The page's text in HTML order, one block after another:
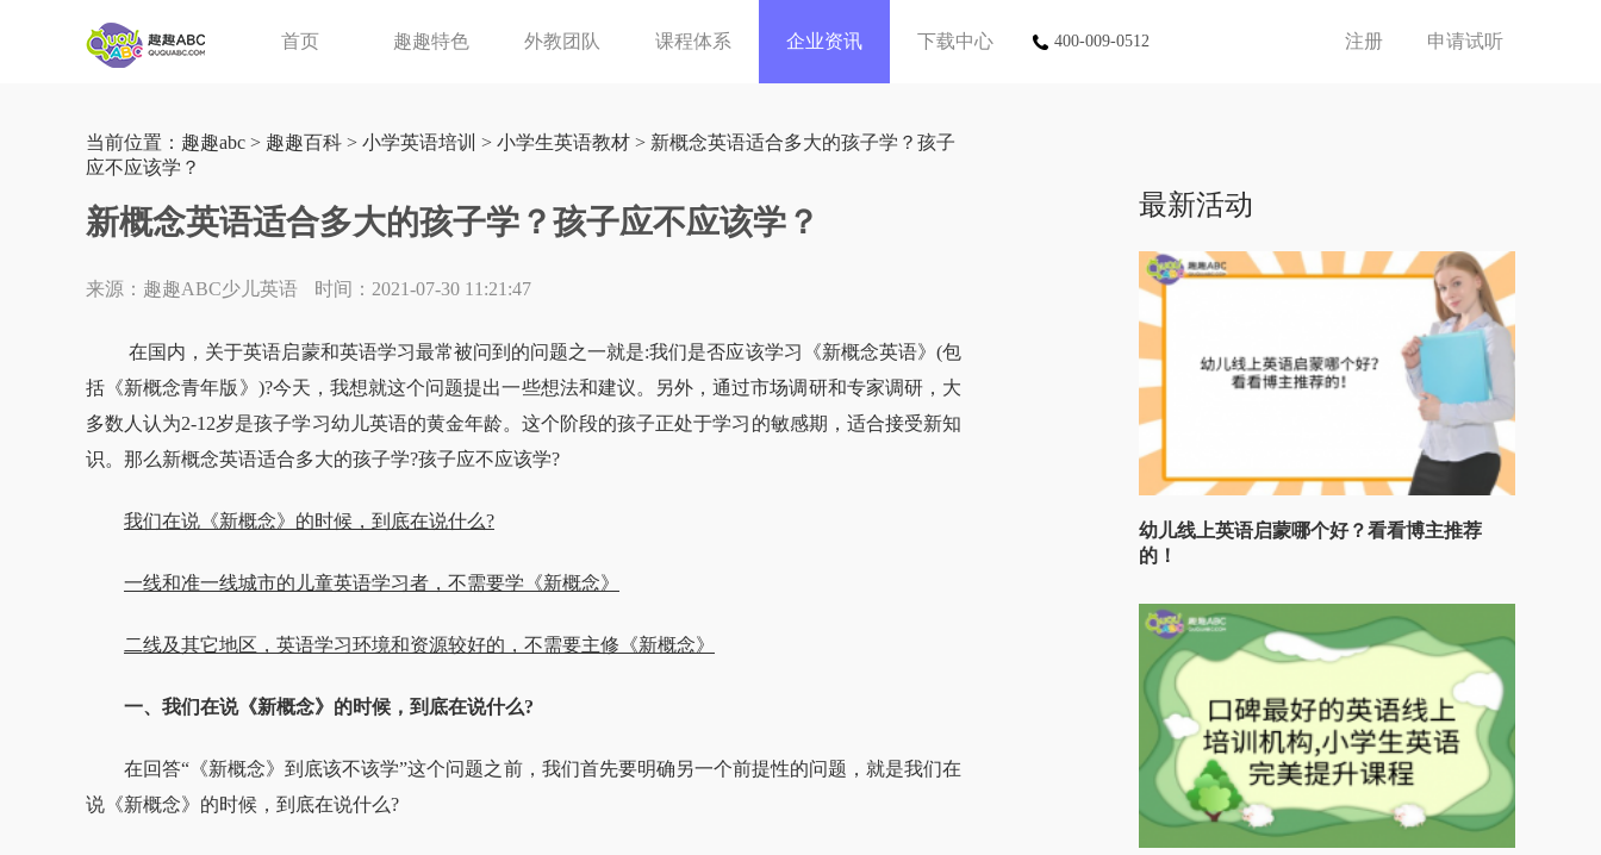
首页 趣趣特色 外教团队 课程体系 企业资讯 下载中心 400-009-0512 注册 申请试听
当前位置： 趣趣abc > 趣趣百科 > 小学英语培训 > 小学生英语教材 > 新概念英语适合多大的孩子学？孩子
应不应该学？
新概念英语适合多大的孩子学？孩子应不应该学？
来源：趣趣ABC少儿英语 时间：2021-07-30 11:21:47
在国内，关于英语启蒙和英语学习最常被问到的问题之一就是:我们是否应该学习《新概念英语》(包
括《新概念青年版》)?今天，我想就这个问题提出一些想法和建议。另外，通过市场调研和专家调研，大
多数人认为2-12岁是孩子学习幼儿英语的黄金年龄。这个阶段的孩子正处于学习的敏感期，适合接受新知
识。那么新概念英语适合多大的孩子学?孩子应不应该学?
我们在说《新概念》的时候，到底在说什么?
一线和准一线城市的儿童英语学习者，不需要学《新概念》
二线及其它地区，英语学习环境和资源较好的，不需要主修《新概念》
一、我们在说《新概念》的时候，到底在说什么?
在回答“《新概念》到底该不该学”这个问题之前，我们首先要明确另一个前提性的问题，就是我们在
说《新概念》的时候，到底在说什么?
最新活动
幼儿线上英语启蒙哪个好？看看博主推荐
的！